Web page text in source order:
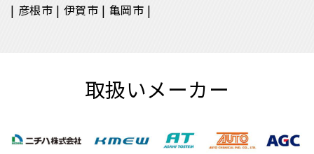
彦根市
伊賀市 亀岡市
取扱いメーカー